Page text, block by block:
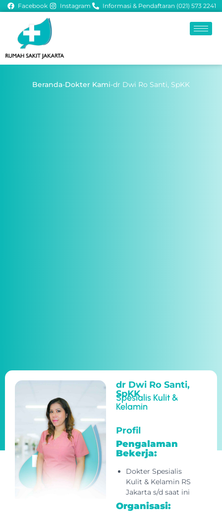
Facebook Instagram Informasi & Pendaftaran (021) 573 2241
Beranda-Dokter Kami-dr Dwi Ro Santi, SpKK
dr Dwi Ro Santi,
SpKK
Spesialis Kulit &
Kelamin
Profil
Pengalaman
Bekerja:
Dokter Spesialis
Kulit & Kelamin RS
Jakarta s/d saat ini
Organisasi: